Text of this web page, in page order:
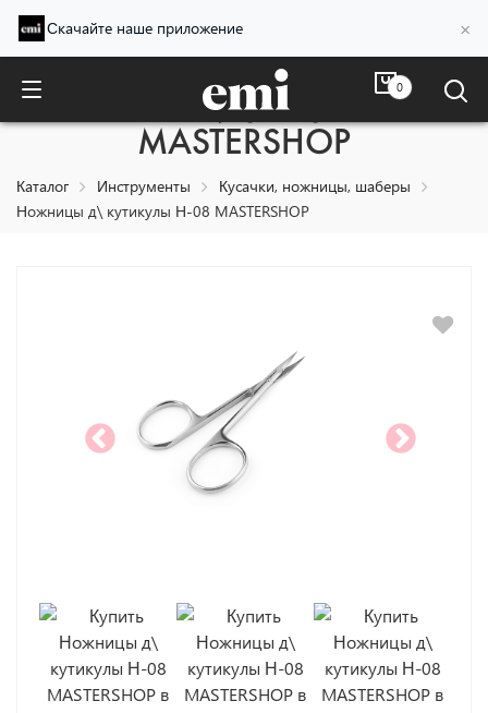
Скачайте наше приложение ×
0
Ножницы д\ кутикулы Н-08
MASTERSHOP
Каталог Инструменты
Кусачки, ножницы, шаберы
Ножницы д\ кутикулы Н-08 MASTERSHOP